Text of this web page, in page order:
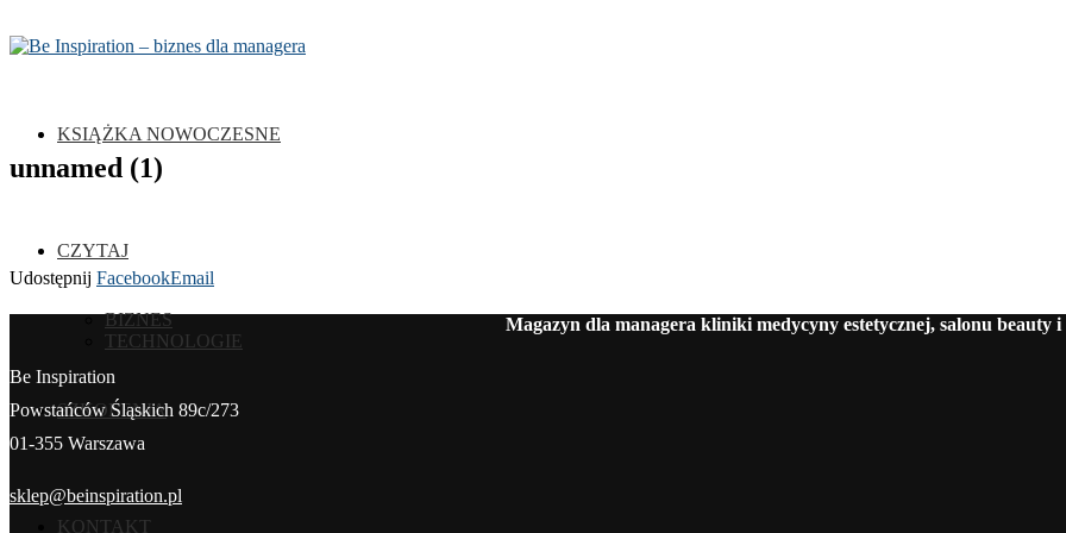
KSIĄŻKA NOWOCZESNE
CZYTAJ
BIZNES
TECHNOLOGIE
SZKOLENIA
KONTAKT
unnamed (1)
Udostępnij FacebookEmail
Magazyn dla managera kliniki medycyny estetycznej, salonu beauty i
Be Inspiration
Powstańców Śląskich 89c/273
01-355 Warszawa
sklep@beinspiration.pl